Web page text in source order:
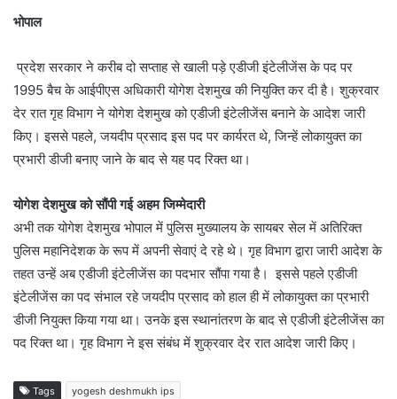
भोपाल
प्रदेश सरकार ने करीब दो सप्ताह से खाली पड़े एडीजी इंटेलीजेंस के पद पर
1995 बैच के आईपीएस अधिकारी योगेश देशमुख की नियुक्ति कर दी है। शुक्रवार
देर रात गृह विभाग ने योगेश देशमुख को एडीजी इंटेलीजेंस बनाने के आदेश जारी
किए। इससे पहले, जयदीप प्रसाद इस पद पर कार्यरत थे, जिन्हें लोकायुक्त का
प्रभारी डीजी बनाए जाने के बाद से यह पद रिक्त था।
योगेश देशमुख को सौंपी गई अहम जिम्मेदारी
अभी तक योगेश देशमुख भोपाल में पुलिस मुख्यालय के सायबर सेल में अतिरिक्त
पुलिस महानिदेशक के रूप में अपनी सेवाएं दे रहे थे। गृह विभाग द्वारा जारी आदेश के
तहत उन्हें अब एडीजी इंटेलीजेंस का पदभार सौंपा गया है। इससे पहले एडीजी
इंटेलीजेंस का पद संभाल रहे जयदीप प्रसाद को हाल ही में लोकायुक्त का प्रभारी
डीजी नियुक्त किया गया था। उनके इस स्थानांतरण के बाद से एडीजी इंटेलीजेंस का
पद रिक्त था। गृह विभाग ने इस संबंध में शुक्रवार देर रात आदेश जारी किए।
Tags yogesh deshmukh ips